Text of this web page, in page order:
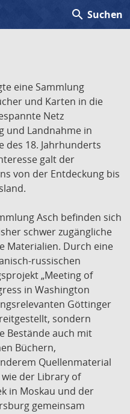
search Suchen
eine Sammlung
und Karten in die
Netz
und Landnahme in
des 18. Jahrhunderts
galt der
von der Entdeckung bis
Asch befinden sich
schwer zugängliche
Materialien. Durch eine
russischen
„Meeting of
in Washington
Göttinger
sondern
Bestände auch mit
Büchern,
Quellenmaterial
der Library of
in Moskau und der
gemeinsam